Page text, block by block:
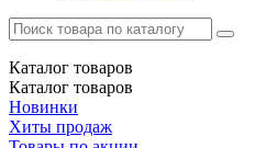
Каталог товаров
Каталог товаров
Новинки
Хиты продаж